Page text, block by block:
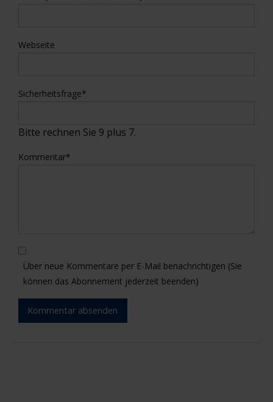
Webseite
Sicherheitsfrage*
Bitte rechnen Sie 9 plus 7.
Kommentar*
Über neue Kommentare per E-Mail benachrichtigen (Sie
können das Abonnement jederzeit beenden)
Kommentar absenden